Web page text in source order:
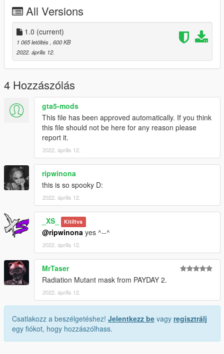
All Versions
1.0 (current)
1 065 letöltés, 600 KB
2022. április 12.
4 Hozzászólás
gta5-mods
This file has been approved automatically. If you think
this file should not be here for any reason please
report it.
2022. április 12.
ripwinona
this is so spooky D:
2022. április 12.
_XS_ Kitíltva
@ripwinona yes ^--^
2022. április 12.
MrTaser
Radiation Mutant mask from PAYDAY 2.
2022. április 12.
Csatlakozz a beszélgetéshez! Jelentkezz be vagy regisztrálj
egy fiókot, hogy hozzászólhass.